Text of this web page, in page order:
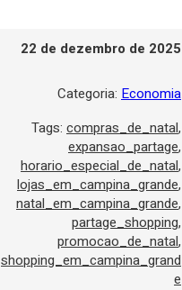
22 de dezembro de 2025
Categoria: Economia
Tags: compras_de_natal,
expansao_partage,
horario_especial_de_natal,
lojas_em_campina_grande,
natal_em_campina_grande,
partage_shopping,
promocao_de_natal,
shopping_em_campina_grand
e